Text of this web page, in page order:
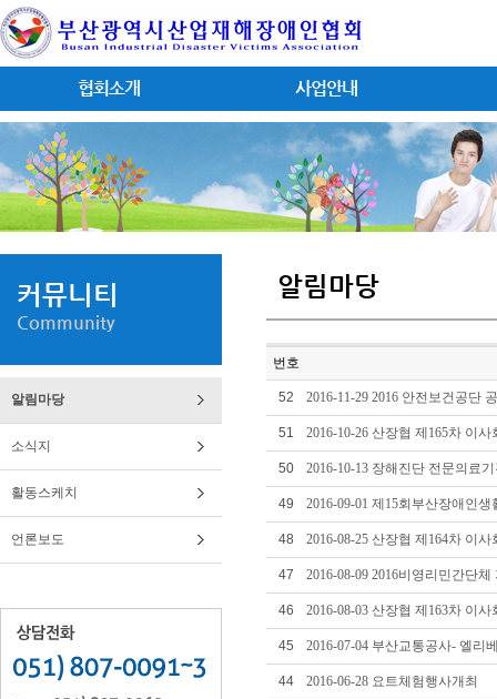
협회소개 사업안내
커뮤니티
Community
알림마당
소식지
활동스케치
언론보도
알림마당
번호
52 2016-11-29 2016 안전보건공단
51 2016-10-26 산장협 제165차 이
50 2016-10-13 장해진단 전문의료
49 2016-09-01 제15회부산장애인
48 2016-08-25 산장협 제164차 이
47 2016-08-09 2016비영리민간단
46 2016-08-03 산장협 제163차 이
45 2016-07-04 부산교통공사- 엘리
44 2016-06-28 요트체험행사개최